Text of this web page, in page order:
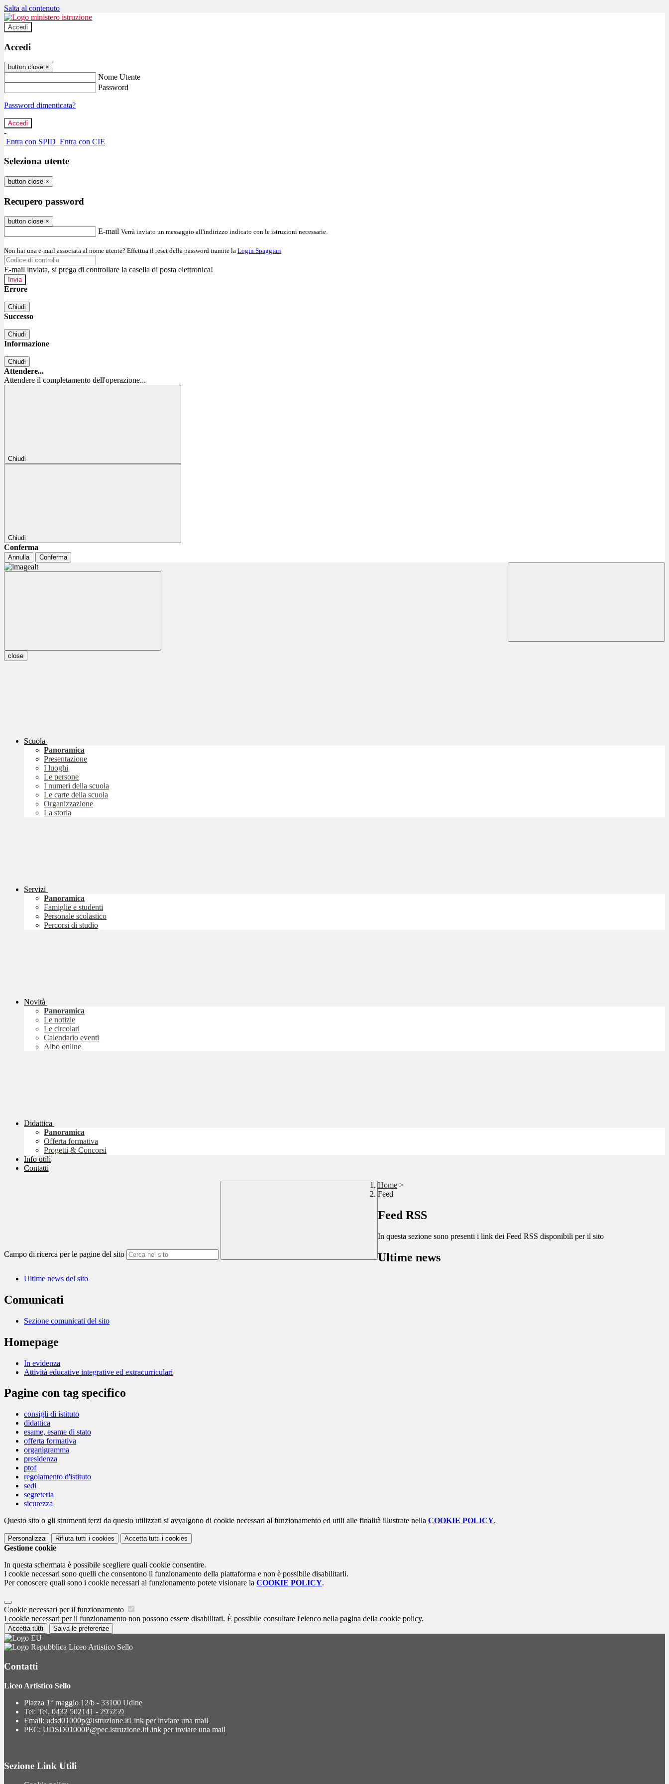
Salta al contenuto
Accedi
Accedi
button close ×
Nome Utente
Password
Password dimenticata?
-
Entra con SPID Entra con CIE
Seleziona utente
button close ×
Recupero password
button close ×
E-mail Verrà inviato un messaggio all'indirizzo indicato con le istruzioni necessarie.
Non hai una e-mail associata al nome utente? Effettua il reset della password tramite la Login Spaggiari
E-mail inviata, si prega di controllare la casella di posta elettronica!
Errore
Chiudi
Successo
Chiudi
Informazione
Chiudi
Attendere...
Attendere il completamento dell'operazione...
Chiudi
Chiudi
Conferma
Annulla Conferma
close
Scuola
Panoramica
Presentazione
I luoghi
Le persone
I numeri della scuola
Le carte della scuola
Organizzazione
La storia
Servizi
Panoramica
Famiglie e studenti
Personale scolastico
Percorsi di studio
Novità
Panoramica
Le notizie
Le circolari
Calendario eventi
Albo online
Didattica
Panoramica
Offerta formativa
Progetti & Concorsi
Info utili
Contatti
Campo di ricerca per le pagine del sito
Home >
Feed
Feed RSS
In questa sezione sono presenti i link dei Feed RSS disponibili per il sito
Ultime news
Ultime news del sito
Comunicati
Sezione comunicati del sito
Homepage
In evidenza
Attività educative integrative ed extracurriculari
Pagine con tag specifico
consigli di istituto
didattica
esame, esame di stato
offerta formativa
organigramma
presidenza
ptof
regolamento d'istituto
sedi
segreteria
sicurezza
Questo sito o gli strumenti terzi da questo utilizzati si avvalgono di cookie necessari al funzionamento ed utili alle finalità illustrate nella COOKIE POLICY.
Personalizza Rifiuta tutti i cookies Accetta tutti i cookies
Gestione cookie
In questa schermata è possibile scegliere quali cookie consentire.
I cookie necessari sono quelli che consentono il funzionamento della piattaforma e non è possibile disabilitarli.
Per conoscere quali sono i cookie necessari al funzionamento potete visionare la COOKIE POLICY.
Cookie necessari per il funzionamento
I cookie necessari per il funzionamento non possono essere disabilitati. È possibile consultare l'elenco nella pagina della cookie policy.
Accetta tutti Salva le preferenze
Liceo Artistico Sello
Contatti
Liceo Artistico Sello
Piazza 1° maggio 12/b - 33100 Udine
Tel: Tel. 0432 502141 - 295259
Email: udsd01000p@istruzione.itLink per inviare una mail
PEC: UDSD01000P@pec.istruzione.itLink per inviare una mail
Sezione Link Utili